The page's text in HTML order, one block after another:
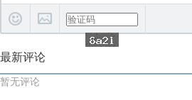
最新评论
暂无评论